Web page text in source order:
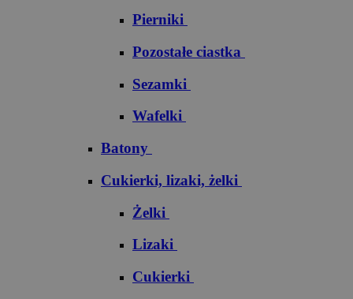
Pierniki
Pozostałe ciastka
Sezamki
Wafelki
Batony
Cukierki, lizaki, żelki
Żelki
Lizaki
Cukierki